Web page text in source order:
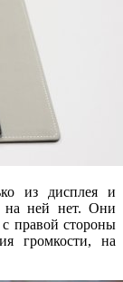
из дисплея и
на ней нет. Они
правой стороны
громкости, на